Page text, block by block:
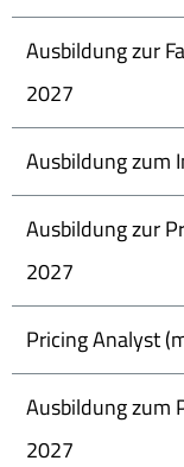
Ausbildung zur
2027
Ausbildung zum
Ausbildung zur
2027
Pricing Analyst
Ausbildung zum
2027